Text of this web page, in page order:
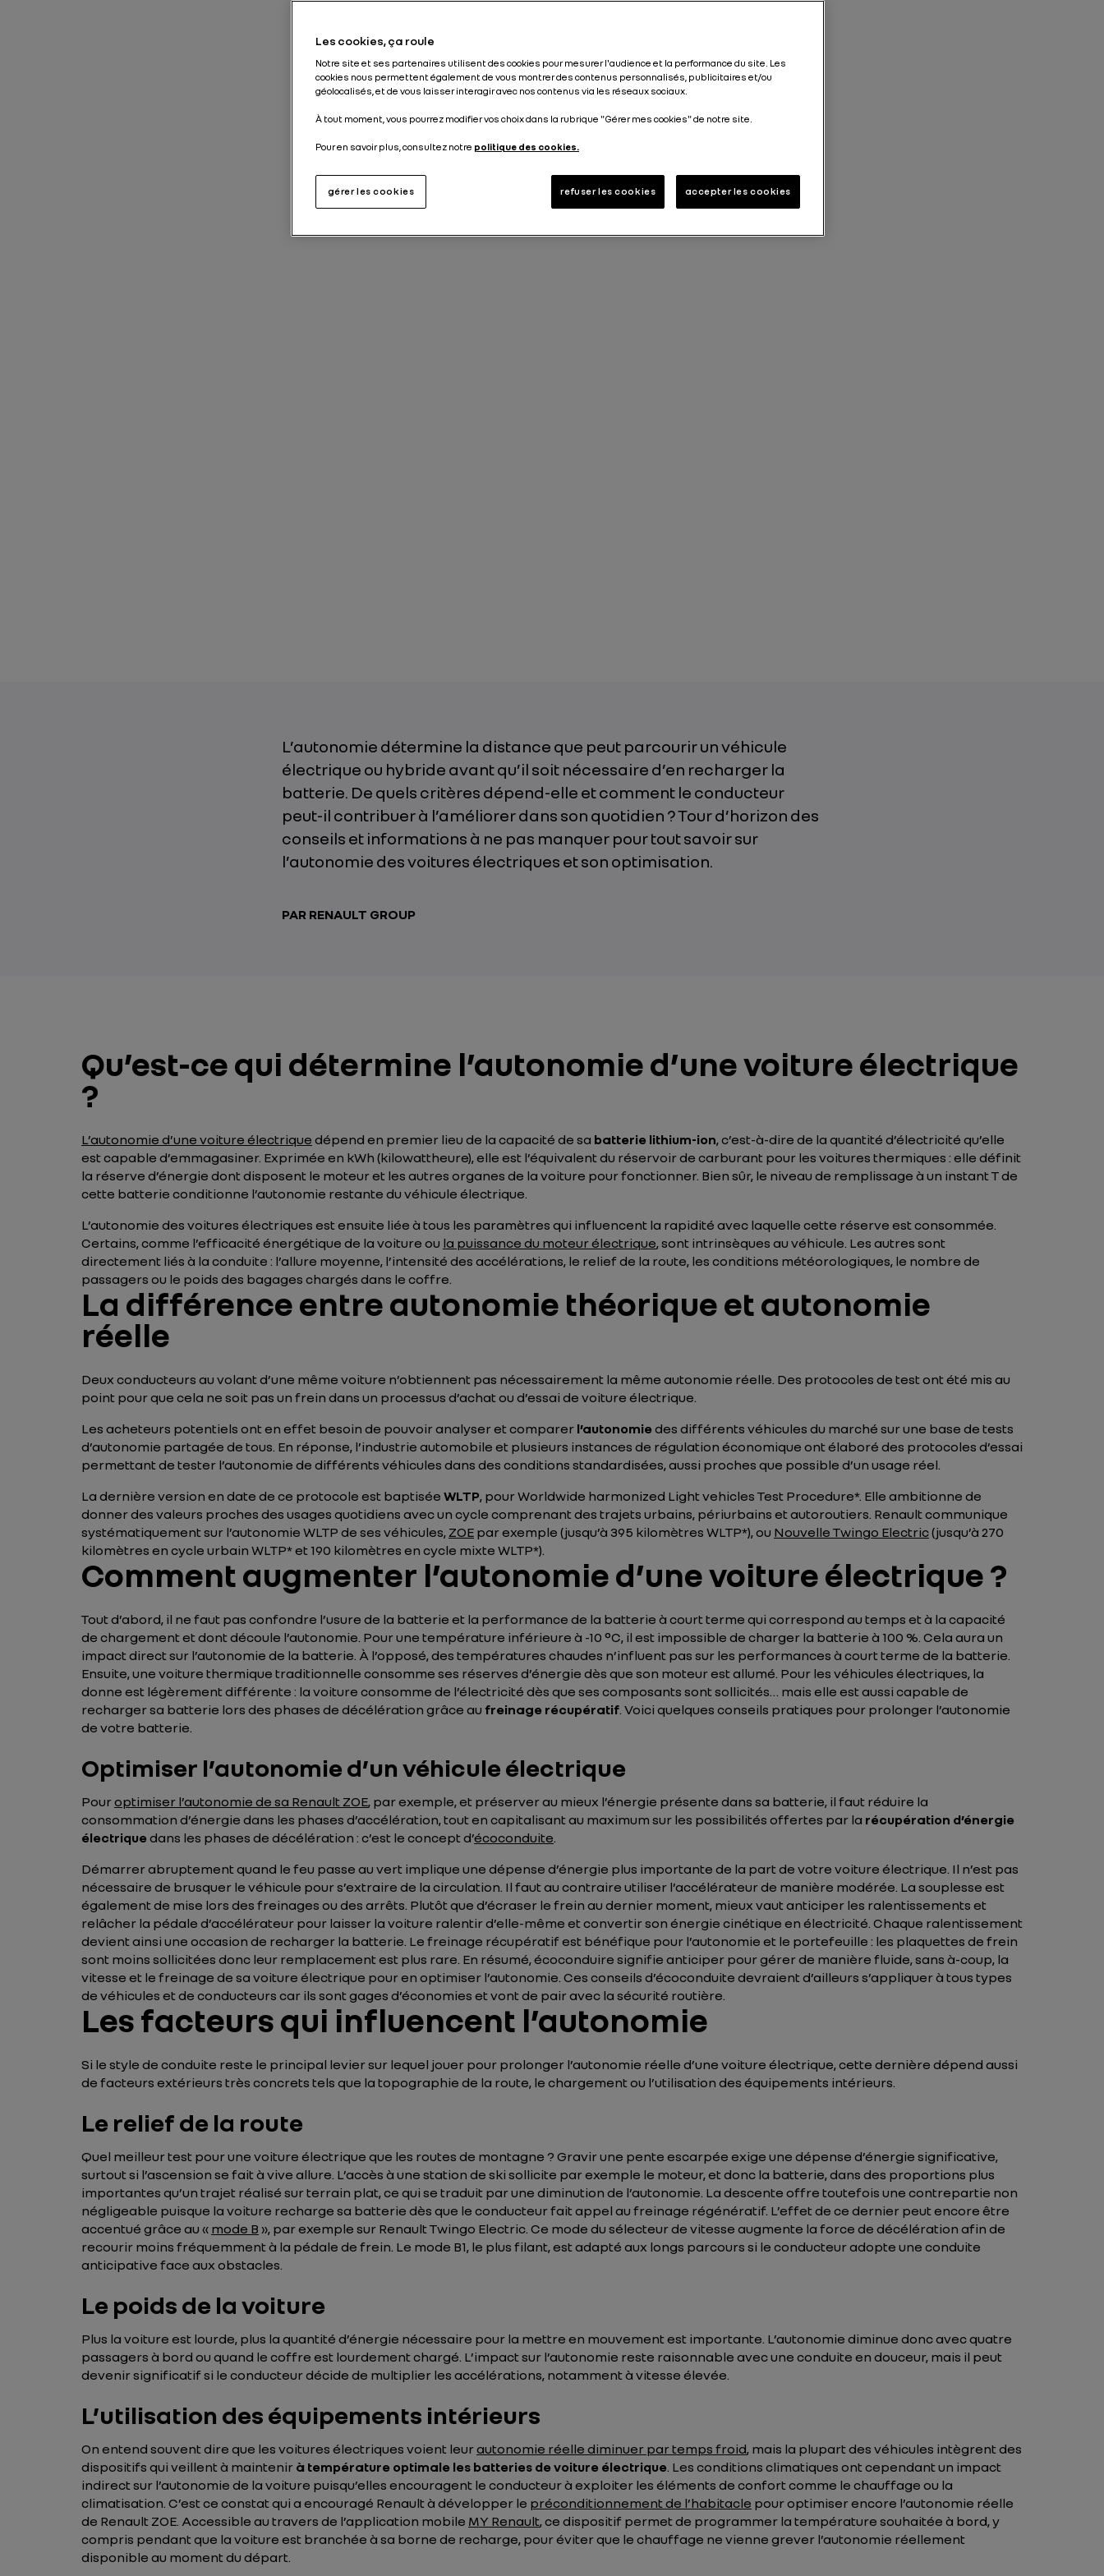
L’autonomie détermine la distance que peut parcourir un véhicule
électrique ou hybride avant qu’il soit nécessaire d’en recharger la
batterie. De quels critères dépend-elle et comment le conducteur
peut-il contribuer à l’améliorer dans son quotidien ? Tour d’horizon des
conseils et informations à ne pas manquer pour tout savoir sur
l’autonomie des voitures électriques et son optimisation.
PAR RENAULT GROUP
Qu’est-ce qui détermine l’autonomie d’une voiture électrique
?
L’autonomie d’une voiture électrique dépend en premier lieu de la capacité de sa batterie lithium-ion, c’est-à-dire de la quantité d’électricité qu’elle
est capable d’emmagasiner. Exprimée en kWh (kilowattheure), elle est l’équivalent du réservoir de carburant pour les voitures thermiques : elle définit
la réserve d’énergie dont disposent le moteur et les autres organes de la voiture pour fonctionner. Bien sûr, le niveau de remplissage à un instant T de
cette batterie conditionne l’autonomie restante du véhicule électrique.
L’autonomie des voitures électriques est ensuite liée à tous les paramètres qui influencent la rapidité avec laquelle cette réserve est consommée.
Certains, comme l’efficacité énergétique de la voiture ou la puissance du moteur électrique, sont intrinsèques au véhicule. Les autres sont
directement liés à la conduite : l’allure moyenne, l’intensité des accélérations, le relief de la route, les conditions météorologiques, le nombre de
passagers ou le poids des bagages chargés dans le coffre.
La différence entre autonomie théorique et autonomie
réelle
Deux conducteurs au volant d’une même voiture n’obtiennent pas nécessairement la même autonomie réelle. Des protocoles de test ont été mis au
point pour que cela ne soit pas un frein dans un processus d’achat ou d’essai de voiture électrique.
Les acheteurs potentiels ont en effet besoin de pouvoir analyser et comparer l’autonomie des différents véhicules du marché sur une base de tests
d’autonomie partagée de tous. En réponse, l’industrie automobile et plusieurs instances de régulation économique ont élaboré des protocoles d’essai
permettant de tester l’autonomie de différents véhicules dans des conditions standardisées, aussi proches que possible d’un usage réel.
La dernière version en date de ce protocole est baptisée WLTP, pour Worldwide harmonized Light vehicles Test Procedure*. Elle ambitionne de
donner des valeurs proches des usages quotidiens avec un cycle comprenant des trajets urbains, périurbains et autoroutiers. Renault communique
systématiquement sur l’autonomie WLTP de ses véhicules,ZOE par exemple (jusqu’à 395 kilomètres WLTP*), ou Nouvelle Twingo Electric(jusqu’à 270
kilomètres en cycle urbain WLTP* et 190 kilomètres en cycle mixte WLTP*).
Comment augmenter l’autonomie d’une voiture électrique ?
Tout d’abord, il ne faut pas confondre l’usure de la batterie et la performance de la batterie à court terme qui correspond au temps et à la capacité
de chargement et dont découle l’autonomie. Pour une température inférieure à -10 °C, il est impossible de charger la batterie à 100 %. Cela aura un
impact direct sur l’autonomie de la batterie. À l’opposé, des températures chaudes n’influent pas sur les performances à court terme de la batterie.
Ensuite, une voiture thermique traditionnelle consomme ses réserves d’énergie dès que son moteur est allumé. Pour les véhicules électriques, la
donne est légèrement différente : la voiture consomme de l’électricité dès que ses composants sont sollicités… mais elle est aussi capable de
recharger sa batterie lors des phases de décélération grâce au freinage récupératif. Voici quelques conseils pratiques pour prolonger l’autonomie
de votre batterie.
Optimiser l’autonomie d’un véhicule électrique
Pouroptimiser l’autonomie de sa Renault ZOE, par exemple, et préserver au mieux l’énergie présente dans sa batterie, il faut réduire la
consommation d’énergie dans les phases d’accélération, tout en capitalisant au maximum sur les possibilités offertes par la récupération d’énergie
électrique dans les phases de décélération : c’est le concept d’écoconduite.
Démarrer abruptement quand le feu passe au vert implique une dépense d’énergie plus importante de la part de votre voiture électrique. Il n’est pas
nécessaire de brusquer le véhicule pour s’extraire de la circulation. Il faut au contraire utiliser l’accélérateur de manière modérée. La souplesse est
également de mise lors des freinages ou des arrêts. Plutôt que d’écraser le frein au dernier moment, mieux vaut anticiper les ralentissements et
relâcher la pédale d’accélérateur pour laisser la voiture ralentir d’elle-même et convertir son énergie cinétique en électricité. Chaque ralentissement
devient ainsi une occasion de recharger la batterie. Le freinage récupératif est bénéfique pour l’autonomie et le portefeuille : les plaquettes de frein
sont moins sollicitées donc leur remplacement est plus rare. En résumé, écoconduire signifie anticiper pour gérer de manière fluide, sans à-coup, la
vitesse et le freinage de sa voiture électrique pour en optimiser l’autonomie. Ces conseils d’écoconduite devraient d’ailleurs s’appliquer à tous types
de véhicules et de conducteurs car ils sont gages d’économies et vont de pair avec la sécurité routière.
Les facteurs qui influencent l’autonomie
Si le style de conduite reste le principal levier sur lequel jouer pour prolonger l’autonomie réelle d’une voiture électrique, cette dernière dépend aussi
de facteurs extérieurs très concrets tels que la topographie de la route, le chargement ou l’utilisation des équipements intérieurs.
Le relief de la route
Quel meilleur test pour une voiture électrique que les routes de montagne ? Gravir une pente escarpée exige une dépense d’énergie significative,
surtout si l’ascension se fait à vive allure. L’accès à une station de ski sollicite par exemple le moteur, et donc la batterie, dans des proportions plus
importantes qu’un trajet réalisé sur terrain plat, ce qui se traduit par une diminution de l’autonomie. La descente offre toutefois une contrepartie non
négligeable puisque la voiture recharge sa batterie dès que le conducteur fait appel au freinage régénératif. L’effet de ce dernier peut encore être
accentué grâce au « mode B », par exemple sur Renault Twingo Electric. Ce mode du sélecteur de vitesse augmente la force de décélération afin de
recourir moins fréquemment à la pédale de frein. Le mode B1, le plus filant, est adapté aux longs parcours si le conducteur adopte une conduite
anticipative face aux obstacles.
Le poids de la voiture
Plus la voiture est lourde, plus la quantité d’énergie nécessaire pour la mettre en mouvement est importante. L’autonomie diminue donc avec quatre
passagers à bord ou quand le coffre est lourdement chargé. L’impact sur l’autonomie reste raisonnable avec une conduite en douceur, mais il peut
devenir significatif si le conducteur décide de multiplier les accélérations, notamment à vitesse élevée.
L’utilisation des équipements intérieurs
On entend souvent dire que les voitures électriques voient leurautonomie réelle diminuer par temps froid, mais la plupart des véhicules intègrent des
dispositifs qui veillent à maintenir à température optimale les batteries de voiture électrique. Les conditions climatiques ont cependant un impact
indirect sur l’autonomie de la voiture puisqu’elles encouragent le conducteur à exploiter les éléments de confort comme le chauffage ou la
climatisation. C’est ce constat qui a encouragé Renault à développer le préconditionnement de l’habitacle pour optimiser encore l’autonomie réelle
de Renault ZOE. Accessible au travers de l’application mobile MY Renault, ce dispositif permet de programmer la température souhaitée à bord, y
compris pendant que la voiture est branchée à sa borne de recharge, pour éviter que le chauffage ne vienne grever l’autonomie réellement
disponible au moment du départ.
Les cookies, ça roule
Notre site et ses partenaires utilisent des cookies pour mesurer l'audience et la performance du site. Les
cookies nous permettent également de vous montrer des contenus personnalisés, publicitaires et/ou
géolocalisés, et de vous laisser interagir avec nos contenus via les réseaux sociaux.
À tout moment, vous pourrez modifier vos choix dans la rubrique "Gérer mes cookies" de notre site.
Pour en savoir plus, consultez notre politique des cookies.
refuser les cookies accepter les cookies
gérer les cookies